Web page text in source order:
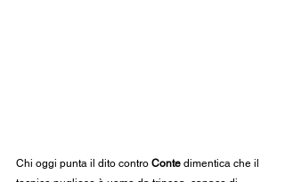
Chi oggi punta il dito contro Conte dimentica che il